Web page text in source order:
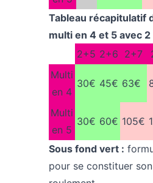
Tableau récapitulatif
multi en 4 et 5 avec 2
2+5 2+6 2+7
Multi
en 4
30€ 45€ 63€
Multi
en 5
30€ 60€ 105€
Sous fond vert :
pour se constituer